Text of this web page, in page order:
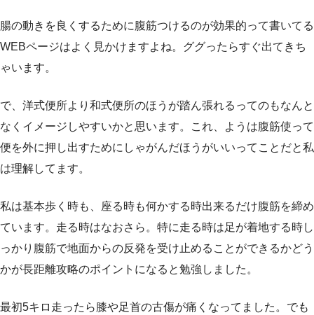
腸の動きを良くするために腹筋つけるのが効果的って書いてる
WEBページはよく見かけますよね。ググったらすぐ出てきち
ゃいます。
で、洋式便所より和式便所のほうが踏ん張れるってのもなんと
なくイメージしやすいかと思います。これ、ようは腹筋使って
便を外に押し出すためにしゃがんだほうがいいってことだと私
は理解してます。
私は基本歩く時も、座る時も何かする時出来るだけ腹筋を締め
ています。走る時はなおさら。特に走る時は足が着地する時し
っかり腹筋で地面からの反発を受け止めることができるかどう
かが長距離攻略のポイントになると勉強しました。
最初5キロ走ったら膝や足首の古傷が痛くなってました。でも